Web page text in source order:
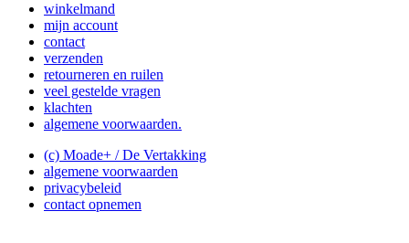
winkelmand
mijn account
contact
verzenden
retourneren en ruilen
veel gestelde vragen
klachten
algemene voorwaarden.
(c) Moade+ / De Vertakking
algemene voorwaarden
privacybeleid
contact opnemen